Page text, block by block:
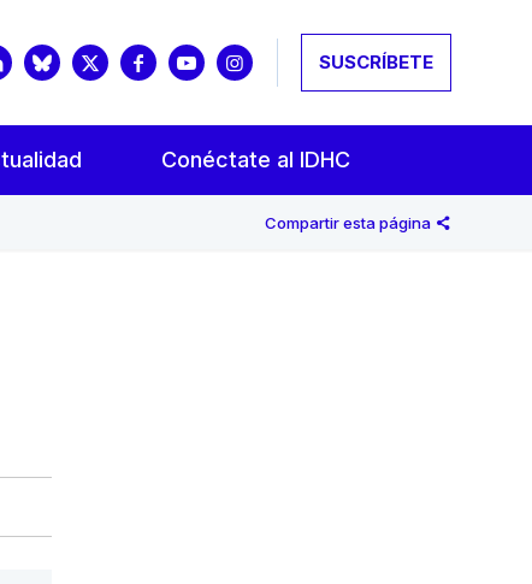
SUSCRÍBETE
Conéctate al IDHC
Compartir esta página